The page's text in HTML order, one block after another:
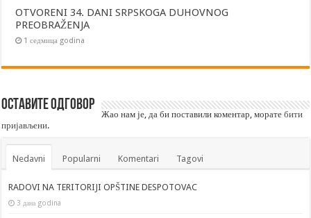
OTVORENI 34. DANI SRPSKOGA DUHOVNOG
PREOBRAŽENJA
1 седмица godina
Оставите одговор
Жао нам је, да би поставили коментар, моратебити
пријављени.
Nedavni Popularni Komentari Tagovi
RADOVI NA TERITORIJI OPŠTINE DESPOTOVAC
3 дана godina